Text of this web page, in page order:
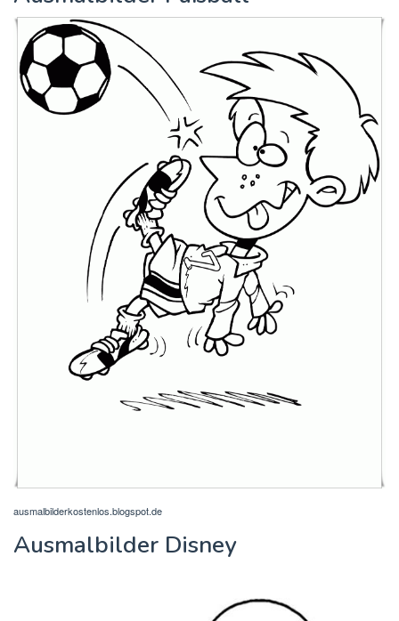
ausmalbilderkostenlos.blogspot.de
Ausmalbilder Disney